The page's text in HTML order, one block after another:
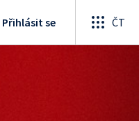
Přihlásit se ČT